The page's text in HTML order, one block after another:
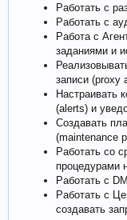
Работать с
Работать с
Работа с
заданиями и
записи (proxy
Настраивать
(alerts) и
Создавать
(maintenance
Работать со
процедурами
Работать с
Работать с
создавать